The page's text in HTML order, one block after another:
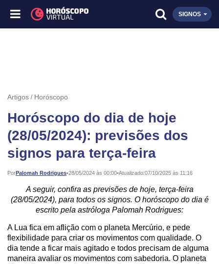
SIGNOS
Artigos Horóscopo
Horóscopo do dia de hoje
(28/05/2024): previsões dos
signos para terça-feira
PorPalomah Rodrigues•
Publicado: 28/05/2024 às 00:00•Atualizado:07/10/2025 às 11:16
A seguir, confira as previsões de hoje, terça-feira
(28/05/2024), para todos os signos. O horóscopo do dia é
escrito pela astróloga Palomah Rodrigues:
A Lua fica em aflição com o planeta Mercúrio, e pede
flexibilidade para criar os movimentos com qualidade. O
dia tende a ficar mais agitado e todos precisam de alguma
maneira avaliar os movimentos com sabedoria. O planeta